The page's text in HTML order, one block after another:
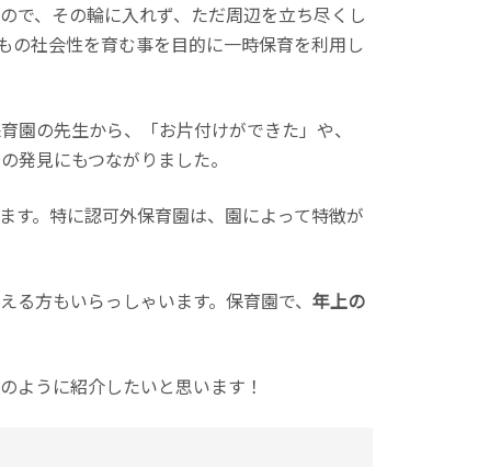
で、その輪に入れず、ただ周辺を立ち尽くし
の社会性を育む事を目的に一時保育を利用し
の先生から、「お片付けができた」や、
発見にもつながりました。
す。特に認可外保育園は、園によって特徴が
る方もいらっしゃいます。保育園で、 年上の
うに紹介したいと思います！